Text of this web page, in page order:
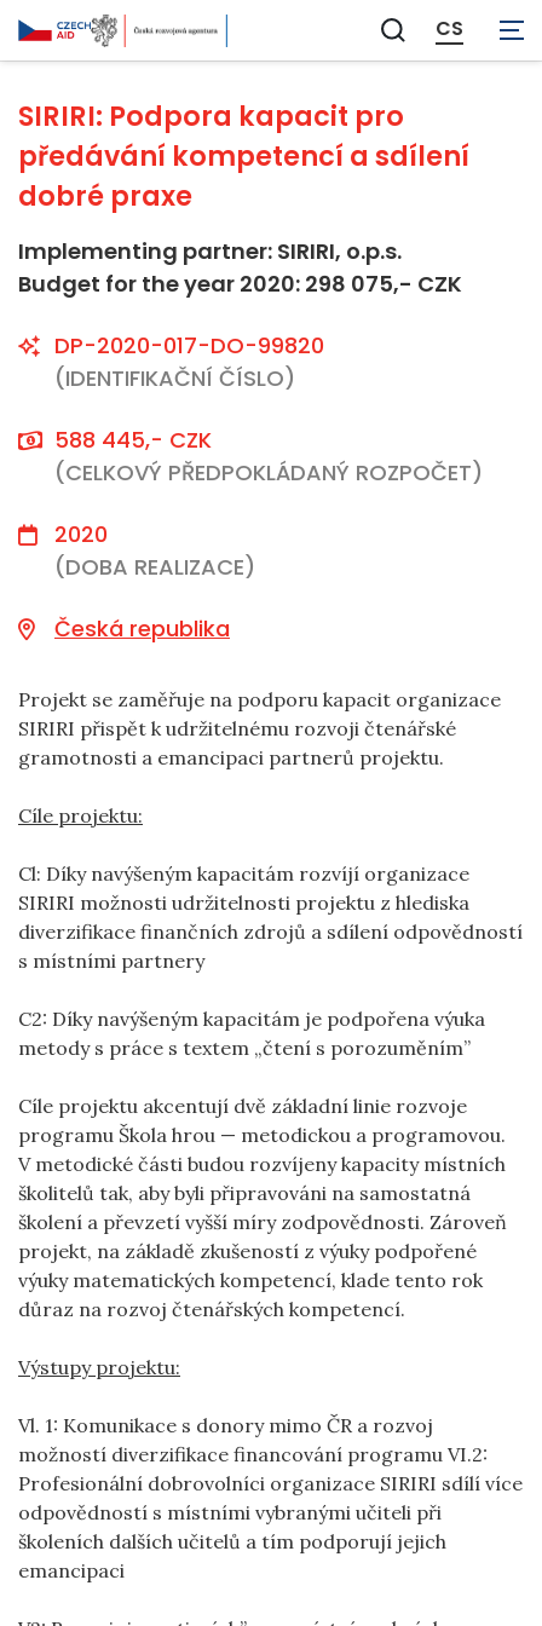
Zobrazit
vyhledávání
CS
Neaplikovatelné
SIRIRI: Podpora kapacit pro
předávání kompetencí a sdílení
dobré praxe
Implementing partner: SIRIRI, o.p.s.
Budget for the year 2020: 298 075,- CZK
DP-2020-017-DO-99820
(IDENTIFIKAČNÍ ČÍSLO)
588 445,- CZK
(CELKOVÝ PŘEDPOKLÁDANÝ ROZPOČET)
2020
(DOBA REALIZACE)
Česká republika
Projekt se zaměřuje na podporu kapacit organizace
SIRIRI přispět k udržitelnému rozvoji čtenářské
gramotnosti a emancipaci partnerů projektu.
Cíle projektu:
Cl: Díky navýšeným kapacitám rozvíjí organizace
SIRIRI možnosti udržitelnosti projektu z hlediska
diverzifikace finančních zdrojů a sdílení odpovědností
s místními partnery
C2: Díky navýšeným kapacitám je podpořena výuka
metody s práce s textem „čtení s porozuměním”
Cíle projektu akcentují dvě základní linie rozvoje
programu Škola hrou — metodickou a programovou.
V metodické části budou rozvíjeny kapacity místních
školitelů tak, aby byli připravováni na samostatná
školení a převzetí vyšší míry zodpovědnosti. Zároveň
projekt, na základě zkušeností z výuky podpořené
výuky matematických kompetencí, klade tento rok
důraz na rozvoj čtenářských kompetencí.
Výstupy projektu:
Vl. 1: Komunikace s donory mimo ČR a rozvoj
možností diverzifikace financování programu VI.2:
Profesionální dobrovolníci organizace SIRIRI sdílí více
odpovědností s místními vybranými učiteli při
školeních dalších učitelů a tím podporují jejich
emancipaci